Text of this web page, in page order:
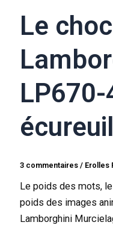
Le
LP670-
écureuil
3 commentaires / Erolles
Le poids des mots,
poids des images
Lamborghini